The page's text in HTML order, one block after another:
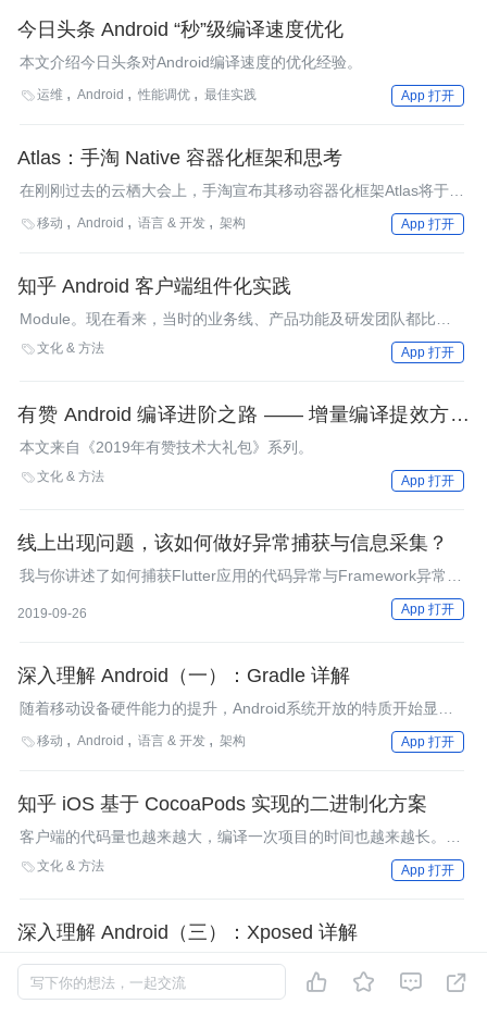
今日头条 Android “秒”级编译速度优化
本文介绍今日头条对Android编译速度的优化经验。
运维 Android 性能调优 最佳实践 App 打开
Atlas：手淘 Native 容器化框架和思考
在刚刚过去的云栖大会上，手淘宣布其移动容器化框架Atlas将于
2017年年初开源，对这个框架，在过去团队对外部做过一些分
享，外界也一直对其十分关注，到现在它终于即将开源了。本文将
主要内容来自阿里巴巴资深技术专家倪生华（玄黎）在云栖大会上
移动 Android 语言 & 开发 架构 App 打开
知乎 Android 客户端组件化实践
Module。现在看来，当时的业务线、产品功能及研发团队都比不
上现在的体量和丰富度，遇到的问题随时组内沟通就可以解决。
文化 & 方法 App 打开
有赞 Android 编译进阶之路 —— 增量编译提效方案
Savitar
本文来自《2019年有赞技术大礼包》系列。
文化 & 方法 App 打开
线上出现问题，该如何做好异常捕获与信息采集？
我与你讲述了如何捕获Flutter应用的代码异常与Framework异常，
2019-09-26 App 打开
深入理解 Android（一）：Gradle 详解
随着移动设备硬件能力的提升，Android系统开放的特质开始显
现，各种开发的奇技淫巧、黑科技不断涌现，InfoQ特联合《深入
理解Android》系列图书作者邓凡平，开设深入理解Android专栏，
爆”的构建工具。本篇文章就是专为讲解Gradle而来。
移动 Android 语言 & 开发 架构 App 打开
知乎 iOS 基于 CocoaPods 实现的二进制化方案
客户端的代码量也越来越大，编译一次项目的时间也越来越长。减
少编译时间成了一个不得不面对的问题。framework，没法实现
文化 & 方法 App 打开
深入理解 Android（三）：Xposed 详解
Xposed，大名鼎鼎得Xposed，是Android平台上最负盛名的一个
框架。在这个框架下，我们可以加载很多插件App，这些插件App
Java 移动 JVM Android 语言 & 开发
写下你的想法，一起交流    